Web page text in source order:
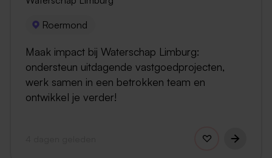
Roermond
Maak impact bij Waterschap Limburg:
ondersteun uitdagende vastgoedprojecten,
werk samen in een betrokken team en
ontwikkel je verder!